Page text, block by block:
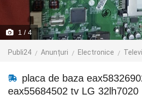
1 / 4
Publi24 Anunțuri Electronice
placa de baza
eax55684502 tv LG 32lh7020